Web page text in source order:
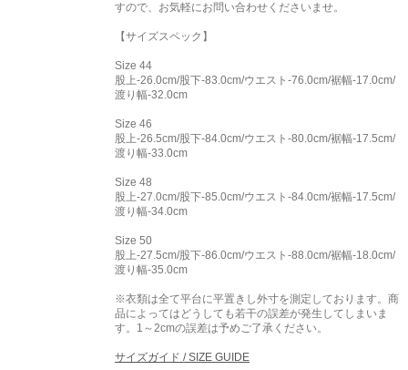
すので、お気軽にお問い合わせくださいませ。
【サイズスペック】
Size 44
股上-26.0cm/股下-83.0cm/ウエスト-76.0cm/裾幅-17.0cm/
渡り幅-32.0cm
Size 46
股上-26.5cm/股下-84.0cm/ウエスト-80.0cm/裾幅-17.5cm/
渡り幅-33.0cm
Size 48
股上-27.0cm/股下-85.0cm/ウエスト-84.0cm/裾幅-17.5cm/
渡り幅-34.0cm
Size 50
股上-27.5cm/股下-86.0cm/ウエスト-88.0cm/裾幅-18.0cm/
渡り幅-35.0cm
※衣類は全て平台に平置きし外寸を測定しております。商
品によってはどうしても若干の誤差が発生してしまいま
す。1～2cmの誤差は予めご了承ください。
サイズガイド / SIZE GUIDE